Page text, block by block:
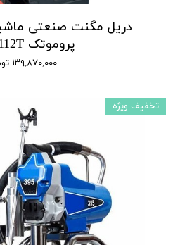
دریل مگنت صنعتی
پروموتک PRO-112T
۱۳۹,۸۷۰,۰۰۰ تومان
تخفیف ویژه